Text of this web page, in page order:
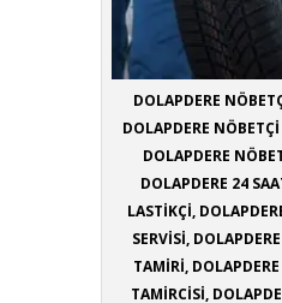
DOLAPDERE
DOLAPDERE
DOLAPDERE
DOLAPDERE 24
LASTİKÇİ,
SERVİSİ,
TAMİRİ,
TAMİRCİSİ,